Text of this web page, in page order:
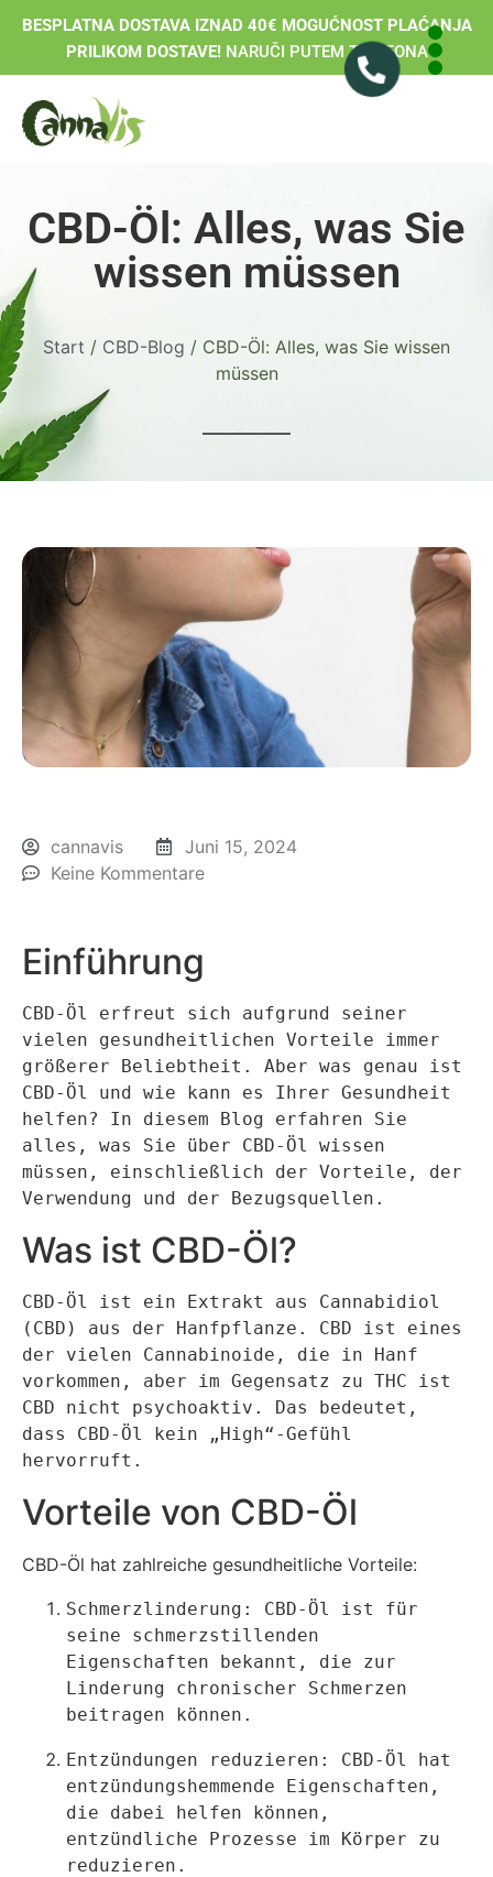
BESPLATNA DOSTAVA IZNAD 40€ MOGUĆNOST PLAĆANJA
PRILIKOM DOSTAVE!NARUČI PUTEM TELEFONA
CBD-Öl: Alles, was Sie
wissen müssen
Start / CBD-Blog / CBD-Öl: Alles, was Sie wissen
müssen
cannavis
Juni 15, 2024
Keine Kommentare
Einführung
CBD-Öl erfreut sich aufgrund seiner
vielen gesundheitlichen Vorteile immer
größerer Beliebtheit. Aber was genau ist
CBD-Öl und wie kann es Ihrer Gesundheit
helfen? In diesem Blog erfahren Sie
alles, was Sie über CBD-Öl wissen
müssen, einschließlich der Vorteile, der
Verwendung und der Bezugsquellen.
Was ist CBD-Öl?
CBD-Öl ist ein Extrakt aus Cannabidiol
(CBD) aus der Hanfpflanze. CBD ist eines
der vielen Cannabinoide, die in Hanf
vorkommen, aber im Gegensatz zu THC ist
CBD nicht psychoaktiv. Das bedeutet,
dass CBD-Öl kein „High“-Gefühl
hervorruft.
Vorteile von CBD-Öl
CBD-Öl hat zahlreiche gesundheitliche Vorteile:
Schmerzlinderung: CBD-Öl ist für
seine schmerzstillenden
Eigenschaften bekannt, die zur
Linderung chronischer Schmerzen
beitragen können.
Entzündungen reduzieren: CBD-Öl hat
entzündungshemmende Eigenschaften,
die dabei helfen können,
entzündliche Prozesse im Körper zu
reduzieren.